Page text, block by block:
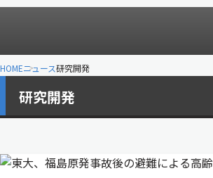
HOMEニュース研究開発
研究開発